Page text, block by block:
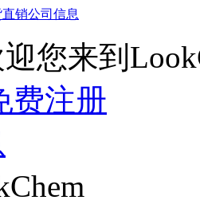
销公司信息
您来到
费注册